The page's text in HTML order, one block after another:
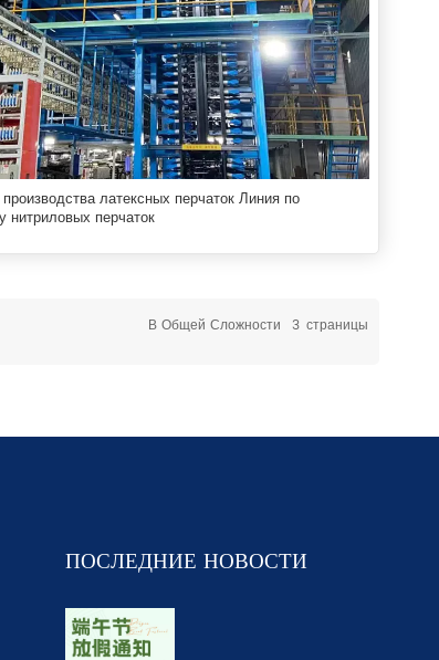
латексных перчаток Линия по
нитриловых перчаток
В Общей Сложности 3 Страницы
ПОСЛЕДНИЕ НОВОСТИ